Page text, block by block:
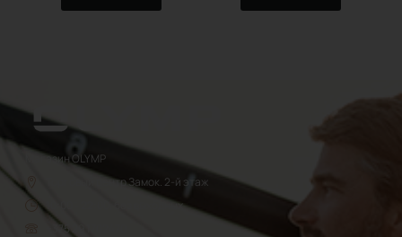
Магазин OLYMP
Торговый центр Замок. 2-й этаж
10:00 - 22:00, без выходных
+375 29 1702470